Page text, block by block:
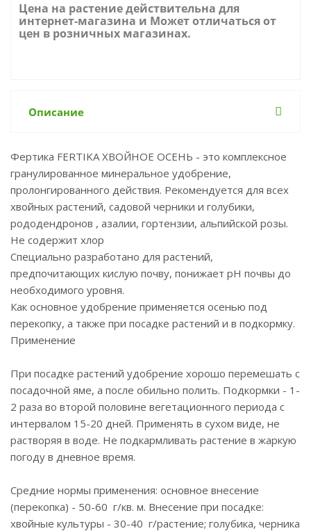
Цена на растение действительна для
интернет-магазина и Может отличаться от
цен в розничных магазинах.
Описание
Фертика FERTIKA ХВОЙНОЕ ОСЕНЬ - это комплексное
гранулированное минеральное удобрение,
пролонгированного действия. Рекомендуется для всех
хвойных растений, садовой черники и голубики,
рододендронов , азалии, гортензии, альпийской розы.
Не содержит хлор
Специально разработано для растений,
предпочитающих кислую почву, понижает рН почвы до
необходимого уровня.
Как основное удобрение применяется осенью под
перекопку, а также при посадке растений и в подкормку.
Применение
При посадке растений удобрение хорошо перемешать с
посадочной яме, а после обильно полить. Подкормки - 1-
2 раза во второй половине вегетационного периода с
интервалом 15-20 дней. Применять в сухом виде, не
растворяя в воде. Не подкармливать растение в жаркую
погоду в дневное время.
Средние нормы применения: основное внесение
(перекопка) - 50-60 г/кв. м. Внесение при посадке:
хвойные культуры - 30-40 г/растение; голубика, черника